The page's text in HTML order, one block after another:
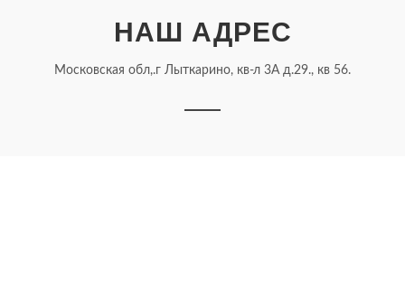
НАШ АДРЕС
Московская обл,.г Лыткарино, кв-л 3А д.29., кв 56.